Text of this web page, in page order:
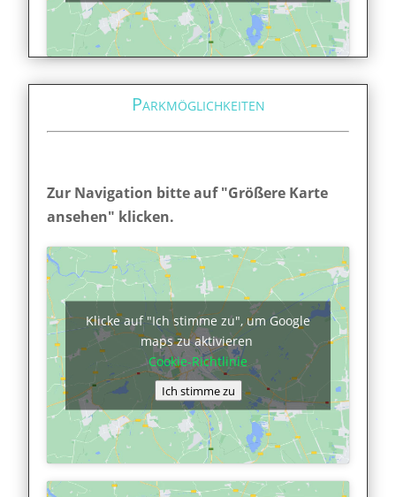
Parkmöglichkeiten
Zur Navigation bitte auf "Größere Karte
ansehen" klicken.
Klicke auf "Ich stimme zu", um Google
maps zu aktivieren
Cookie-Richtlinie
Ich stimme zu